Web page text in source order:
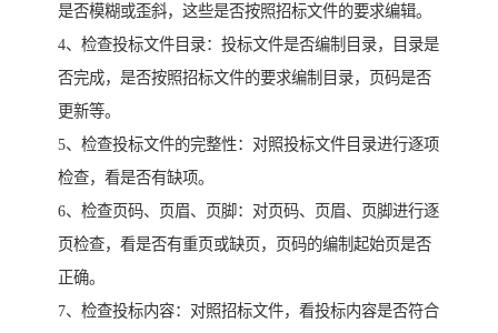
是否模糊或歪斜，这些是否按照招标文件的要求编辑。
4、检查投标文件目录：投标文件是否编制目录，目录是
否完成，是否按照招标文件的要求编制目录，页码是否
更新等。
5、检查投标文件的完整性：对照投标文件目录进行逐项
检查，看是否有缺项。
6、检查页码、页眉、页脚：对页码、页眉、页脚进行逐
页检查，看是否有重页或缺页，页码的编制起始页是否
正确。
7、检查投标内容：对照招标文件，看投标内容是否符合